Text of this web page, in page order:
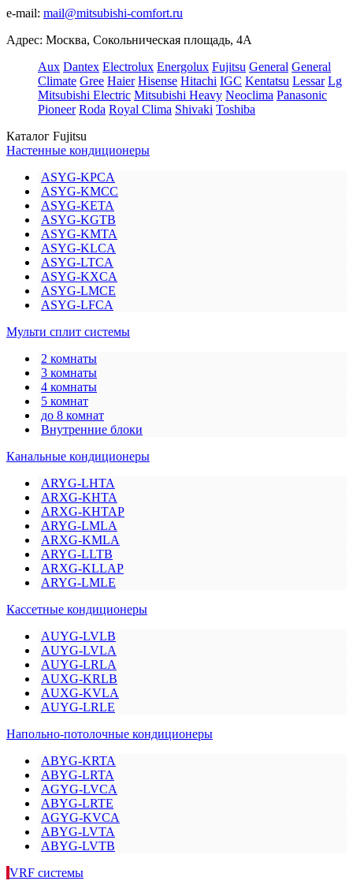
e-mail: mail@mitsubishi-comfort.ru
Адрес: Москва, Сокольническая площадь, 4А
Aux Dantex Electrolux Energolux Fujitsu General General
Climate Gree Haier Hisense Hitachi IGC Kentatsu Lessar Lg
Mitsubishi Electric Mitsubishi Heavy Neoclima Panasonic
Pioneer Roda Royal Clima Shivaki Toshiba
Каталог Fujitsu
Настенные кондиционеры
ASYG-KPCA
ASYG-KMCC
ASYG-KETA
ASYG-KGTB
ASYG-KMTA
ASYG-KLCA
ASYG-LTCA
ASYG-KXCA
ASYG-LMCE
ASYG-LFCA
Мульти сплит системы
2 комнаты
3 комнаты
4 комнаты
5 комнат
до 8 комнат
Внутренние блоки
Канальные кондиционеры
ARYG-LHTA
ARXG-KHTA
ARXG-KHTAP
ARYG-LMLA
ARXG-KMLA
ARYG-LLTB
ARXG-KLLAP
ARYG-LMLE
Кассетные кондиционеры
AUYG-LVLB
AUYG-LVLA
AUYG-LRLA
AUXG-KRLB
AUXG-KVLA
AUYG-LRLE
Напольно-потолочные кондиционеры
ABYG-KRTA
ABYG-LRTA
AGYG-LVCA
ABYG-LRTE
AGYG-KVCA
ABYG-LVTA
ABYG-LVTB
VRF системы